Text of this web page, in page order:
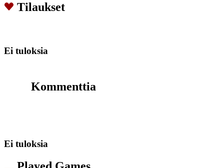
Tilaukset
Ei tuloksia
Kommenttia
Ei tuloksia